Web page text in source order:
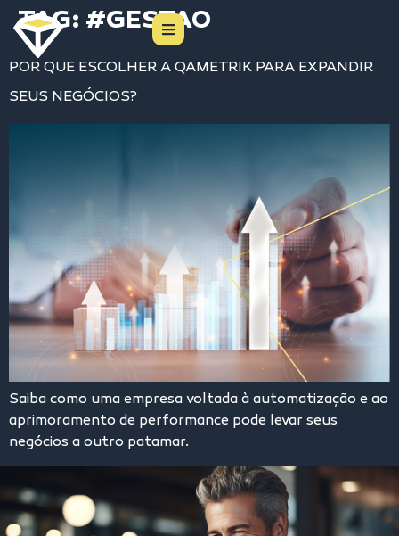
TAG: #GESTAO
POR QUE ESCOLHER A QAMETRIK PARA EXPANDIR
SEUS NEGÓCIOS?
Saiba como uma empresa voltada à automatização e ao
aprimoramento de performance pode levar seus
negócios a outro patamar.